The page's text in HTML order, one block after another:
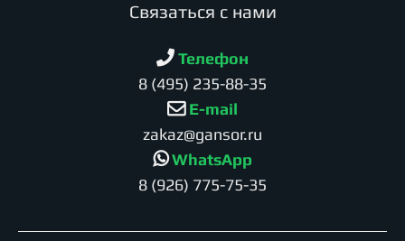
Cвязаться с нами
Телефон
8 (495) 235-88-35
E-mail
zakaz@gansor.ru
WhatsApp
8 (926) 775-75-35